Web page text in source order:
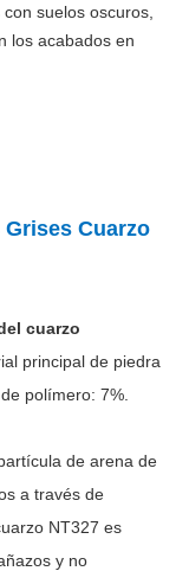
suelos oscuros,
los acabados en
Cuarzo
cuarzo
principal de piedra
polímero: 7%.
de arena de
a través de
NT327 es
y no